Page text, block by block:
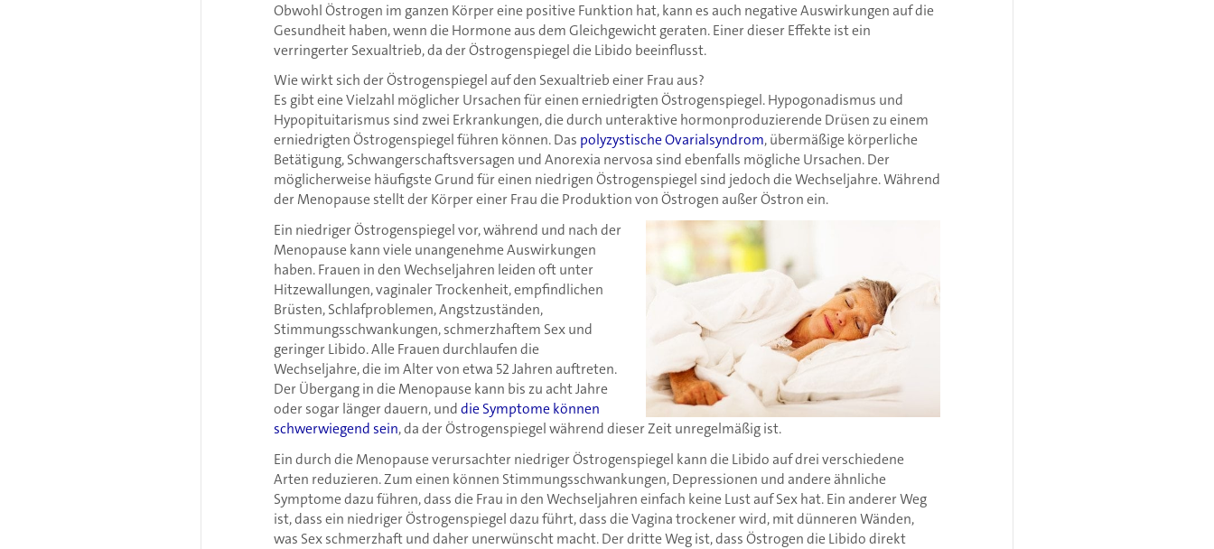
Obwohl Östrogen im ganzen Körper eine positive Funktion hat, kann es auch negative Auswirkungen auf die
Gesundheit haben, wenn die Hormone aus dem Gleichgewicht geraten. Einer dieser Effekte ist ein
verringerter Sexualtrieb, da der Östrogenspiegel die Libido beeinflusst.
Wie wirkt sich der Östrogenspiegel auf den Sexualtrieb einer Frau aus?
Es gibt eine Vielzahl möglicher Ursachen für einen erniedrigten Östrogenspiegel. Hypogonadismus und
Hypopituitarismus sind zwei Erkrankungen, die durch unteraktive hormonproduzierende Drüsen zu einem
erniedrigten Östrogenspiegel führen können. Das polyzystische Ovarialsyndrom, übermäßige körperliche
Betätigung, Schwangerschaftsversagen und Anorexia nervosa sind ebenfalls mögliche Ursachen. Der
möglicherweise häufigste Grund für einen niedrigen Östrogenspiegel sind jedoch die Wechseljahre. Während
der Menopause stellt der Körper einer Frau die Produktion von Östrogen außer Östron ein.
Ein niedriger Östrogenspiegel vor, während und nach der
Menopause kann viele unangenehme Auswirkungen
haben. Frauen in den Wechseljahren leiden oft unter
Hitzewallungen, vaginaler Trockenheit, empfindlichen
Brüsten, Schlafproblemen, Angstzuständen,
Stimmungsschwankungen, schmerzhaftem Sex und
geringer Libido. Alle Frauen durchlaufen die
Wechseljahre, die im Alter von etwa 52 Jahren auftreten.
Der Übergang in die Menopause kann bis zu acht Jahre
oder sogar länger dauern, und die Symptome können
schwerwiegend sein, da der Östrogenspiegel während dieser Zeit unregelmäßig ist.
Ein durch die Menopause verursachter niedriger Östrogenspiegel kann die Libido auf drei verschiedene
Arten reduzieren. Zum einen können Stimmungsschwankungen, Depressionen und andere ähnliche
Symptome dazu führen, dass die Frau in den Wechseljahren einfach keine Lust auf Sex hat. Ein anderer Weg
ist, dass ein niedriger Östrogenspiegel dazu führt, dass die Vagina trockener wird, mit dünneren Wänden,
was Sex schmerzhaft und daher unerwünscht macht. Der dritte Weg ist, dass Östrogen die Libido direkt